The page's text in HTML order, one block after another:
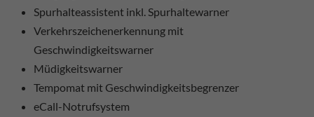
Spurhalteassistent inkl. Spurhaltewarner
Verkehrszeichenerkennung mit
Geschwindigkeitswarner
Müdigkeitswarner
Tempomat mit Geschwindigkeitsbegrenzer
eCall-Notrufsystem